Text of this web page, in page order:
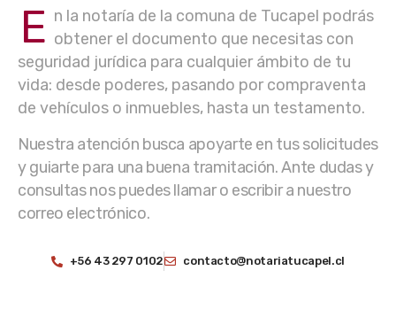
E n la notaría de la comuna de Tucapel podrás
obtener el documento que necesitas con
seguridad jurídica para cualquier ámbito de tu
vida: desde poderes, pasando por compraventa
de vehículos o inmuebles, hasta un testamento.
Nuestra atención busca apoyarte en tus solicitudes
y guiarte para una buena tramitación. Ante dudas y
consultas nos puedes llamar o escribir a nuestro
correo electrónico.
+56 43 297 0102 contacto@notariatucapel.cl